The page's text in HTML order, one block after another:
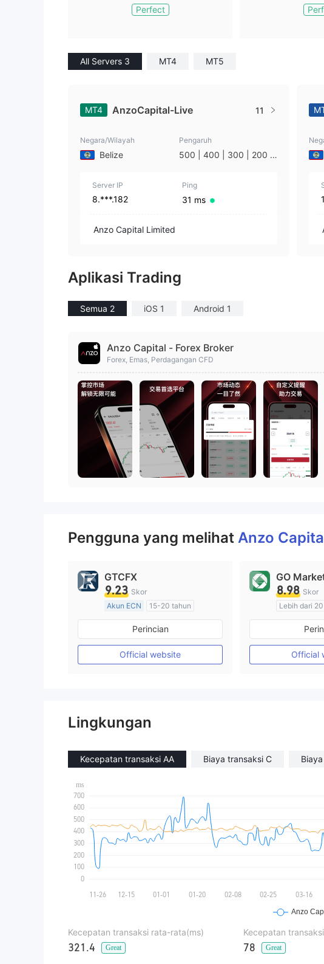
Perfect
All Servers 3 MT4 MT5
MT4 AnzoCapital-Live 11
Negara/Wilayah
Belize
Pengaruh
500 | 400 | 300 | 200 |
Server IP
8.***.182
Ping
31 ms
Anzo Capital Limited
Aplikasi Trading
Semua 2 iOS 1 Android 1
Anzo Capital - Forex Broker
Forex, Emas, Perdagangan CFD
Pengguna yang melihat Anzo
GTCFX
9.23 Skor
Akun ECN
15-20 tahun
Diatur di Kerajaan Inggris
Market Maker (MM)
Lisensi Penuh MT4
Perincian
Official website
GO
8.98 Skor
Lebih dari
Diatur di
Market
Official
Lingkungan
Kecepatan transaksi AA Biaya transaksi C
Kecepatan transaksi rata-rata(ms)
321.4 Great
Kecepatan
78 Great